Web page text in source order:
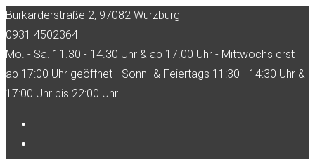
Skip
to
content
Burkarderstraße 2, 97082 Würzburg
0931 4502364
Mo. - Sa. 11.30 - 14.30 Uhr & ab 17.00 Uhr - Mittwochs erst
ab 17:00 Uhr geöffnet - Sonn- & Feiertags 11:30 - 14:30 Uhr &
17:00 Uhr bis 22:00 Uhr.